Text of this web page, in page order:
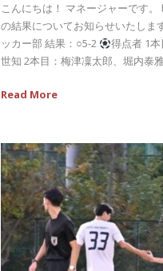
こんにちは！ マネージャーです
の結果についてお知らせいたしま
ッカー部 結果：○5-2
得点者 1
世知 2本目：梅津凜太郎、堀内泰
Read More